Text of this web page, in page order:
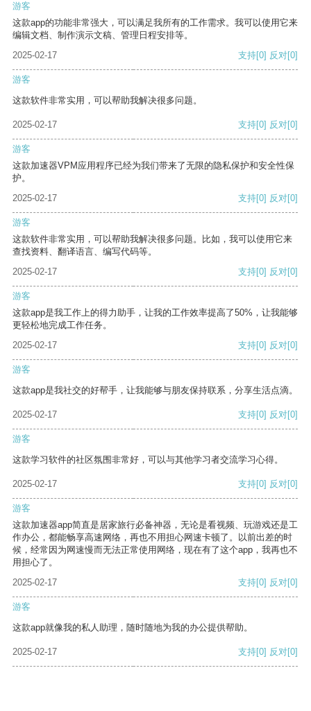
游客
这款app的功能非常强大，可以满足我所有的工作需求。我可以使用它来
编辑文档、制作演示文稿、管理日程安排等。
2025-02-17
支持[0] 反对[0]
游客
这款软件非常实用，可以帮助我解决很多问题。
2025-02-17 支持[0] 反对[0]
游客
这款加速器VPM应用程序已经为我们带来了无限的隐私保护和安全性保
护。
2025-02-17
支持[0] 反对[0]
游客
这款软件非常实用，可以帮助我解决很多问题。比如，我可以使用它来
查找资料、翻译语言、编写代码等。
2025-02-17
支持[0] 反对[0]
游客
这款app是我工作上的得力助手，让我的工作效率提高了50%，让我能够
更轻松地完成工作任务。
2025-02-17
支持[0] 反对[0]
游客
这款app是我社交的好帮手，让我能够与朋友保持联系，分享生活点滴。
2025-02-17 支持[0] 反对[0]
游客
这款学习软件的社区氛围非常好，可以与其他学习者交流学习心得。
2025-02-17 支持[0] 反对[0]
游客
这款加速器app简直是居家旅行必备神器，无论是看视频、玩游戏还是工
作办公，都能畅享高速网络，再也不用担心网速卡顿了。以前出差的时
候，经常因为网速慢而无法正常使用网络，现在有了这个app，我再也不
用担心了。
2025-02-17
支持[0] 反对[0]
游客
这款app就像我的私人助理，随时随地为我的办公提供帮助。
2025-02-17 支持[0] 反对[0]